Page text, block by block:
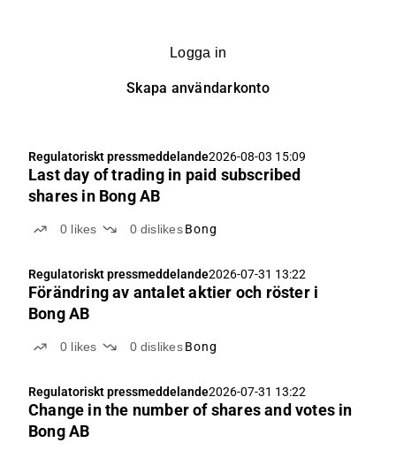
Logga in
Skapa användarkonto
Regulatoriskt pressmeddelande2026-08-03 15:09
Last day of trading in paid subscribed
shares in Bong AB
0 likes 0 dislikes Bong
Regulatoriskt pressmeddelande2026-07-31 13:22
Förändring av antalet aktier och röster i
Bong AB
0 likes 0 dislikes Bong
Regulatoriskt pressmeddelande2026-07-31 13:22
Change in the number of shares and votes in
Bong AB